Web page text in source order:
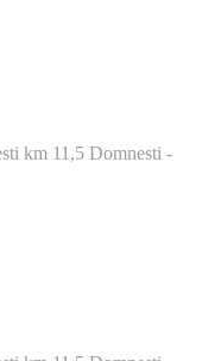
km 11,5 Domnesti -